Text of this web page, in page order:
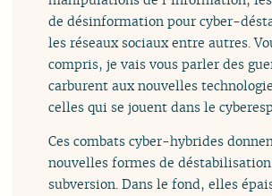
de désinformation pour cyber-
les réseaux sociaux entre autres.
compris, je vais vous parler des
carburent aux nouvelles
celles qui se jouent dans le
Ces combats cyber-hybrides
nouvelles formes de
subversion. Dans le fond, elles